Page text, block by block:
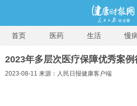
首页 医药 生活 慢
2023年多层次医疗保障优秀案例
2023-08-11 来源：人民日报健康客户端